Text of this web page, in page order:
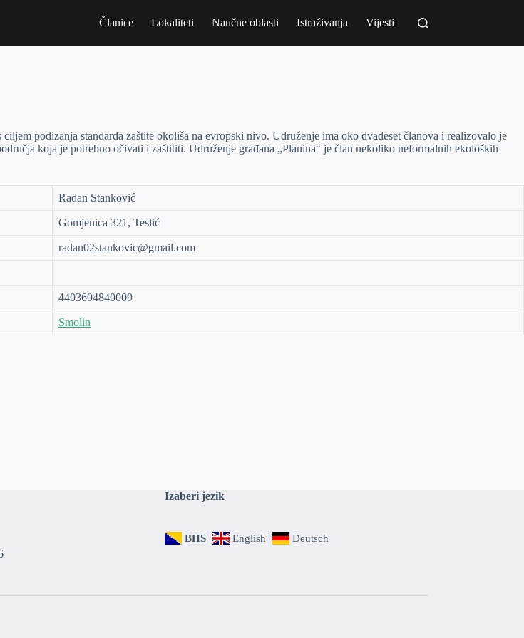
Članice Lokaliteti Naučne oblasti Istraživanja Vijesti
podizanja standarda zaštite okoliša na evropski nivo. Udruženje ima oko dvadeset članova i realizovalo je
koja je potrebno očivati i zaštititi. Udruženje građana „Planina“ je član nekoliko neformalnih ekoloških
Radan Stanković
Gomjenica 321, Teslić
radan02stankovic@gmail.com
4403604840009
Smolin
Izaberi jezik
BHS English Deutsch